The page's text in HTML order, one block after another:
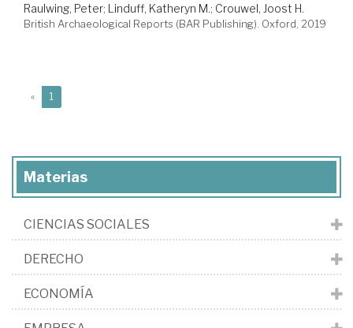
Raulwing, Peter; Linduff, Katheryn M.; Crouwel, Joost H.
British Archaeological Reports (BAR Publishing). Oxford, 2019
« 1
Materias
CIENCIAS SOCIALES
DERECHO
ECONOMÍA